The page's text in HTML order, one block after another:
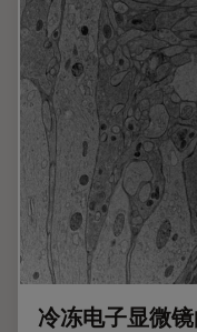
冷冻电子显微